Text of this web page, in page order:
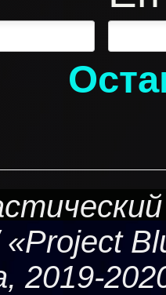
«Project
2019-